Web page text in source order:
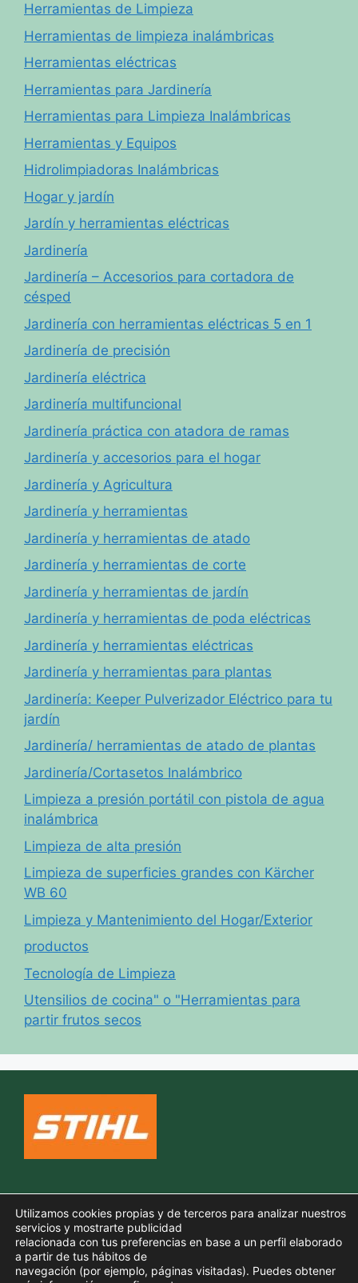
Herramientas de Limpieza
Herramientas de limpieza inalámbricas
Herramientas eléctricas
Herramientas para Jardinería
Herramientas para Limpieza Inalámbricas
Herramientas y Equipos
Hidrolimpiadoras Inalámbricas
Hogar y jardín
Jardín y herramientas eléctricas
Jardinería
Jardinería – Accesorios para cortadora de
césped
Jardinería con herramientas eléctricas 5 en 1
Jardinería de precisión
Jardinería eléctrica
Jardinería multifuncional
Jardinería práctica con atadora de ramas
Jardinería y accesorios para el hogar
Jardinería y Agricultura
Jardinería y herramientas
Jardinería y herramientas de atado
Jardinería y herramientas de corte
Jardinería y herramientas de jardín
Jardinería y herramientas de poda eléctricas
Jardinería y herramientas eléctricas
Jardinería y herramientas para plantas
Jardinería: Keeper Pulverizador Eléctrico para tu
jardín
Jardinería/ herramientas de atado de plantas
Jardinería/Cortasetos Inalámbrico
Limpieza a presión portátil con pistola de agua
inalámbrica
Limpieza de alta presión
Limpieza de superficies grandes con Kärcher
WB 60
Limpieza y Mantenimiento del Hogar/Exterior
productos
Tecnología de Limpieza
Utensilios de cocina" o "Herramientas para
partir frutos secos
Aviso legal
Política de privacidad
Utilizamos cookies propias y de terceros para analizar nuestros
servicios y mostrarte publicidad
relacionada con tus preferencias en base a un perfil elaborado
a partir de tus hábitos de
navegación (por ejemplo, páginas visitadas). Puedes obtener